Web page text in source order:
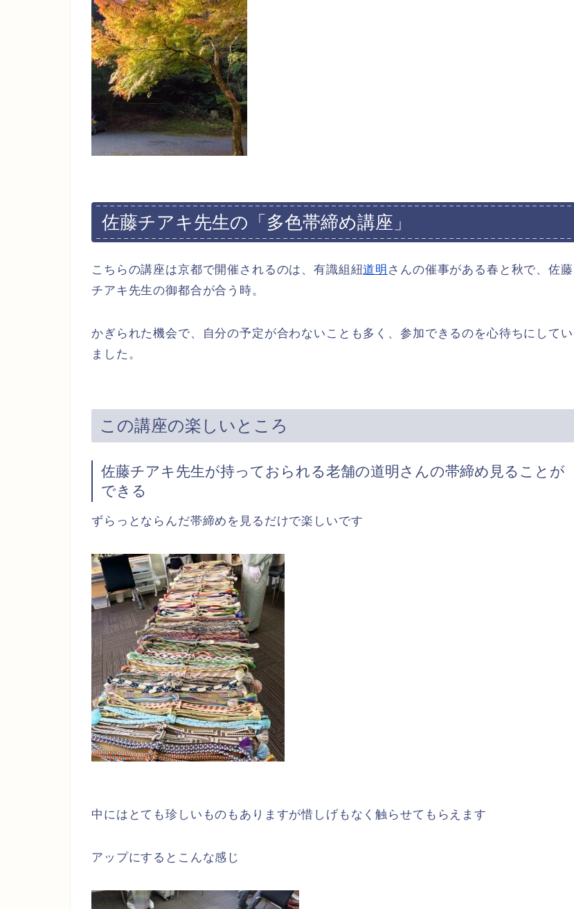
佐藤チアキ先生の「多色帯締め講座」
こちらの講座は京都で開催されるのは、有識組紐道明 さんの催事がある春と秋で、佐藤
チアキ先生の御都合が合う時。
かぎられた機会で、自分の予定が合わないことも多く、参加できるのを心待ちにしてい
ました。
この講座の楽しいところ
佐藤チアキ先生が持っておられる老舗の道明さんの帯締め見ることが
できる
ずらっとならんだ帯締めを見るだけで楽しいです
中にはとても珍しいものもありますが惜しげもなく触らせてもらえます
アップにするとこんな感じ